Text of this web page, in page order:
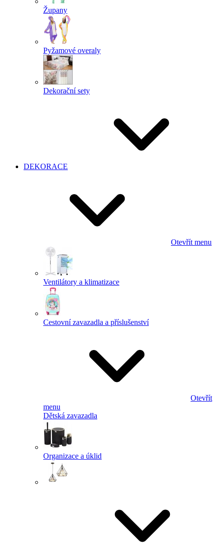
Župany
Pyžamové overaly
Dekorační sety
DEKORACE
Otevřít menu
Ventilátory a klimatizace
Cestovní zavazadla a příslušenství
Otevřít
menu
Dětská zavazadla
Organizace a úklid